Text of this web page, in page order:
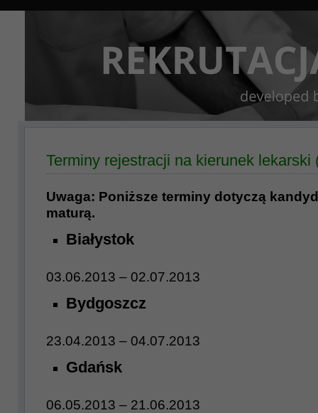
Terminy rejestracji na kierunek lekarski
Uwaga: Poniższe terminy dotyczą
maturą.
Białystok
03.06.2013 – 02.07.2013
Bydgoszcz
23.04.2013 – 04.07.2013
Gdańsk
06.05.2013 – 21.06.2013